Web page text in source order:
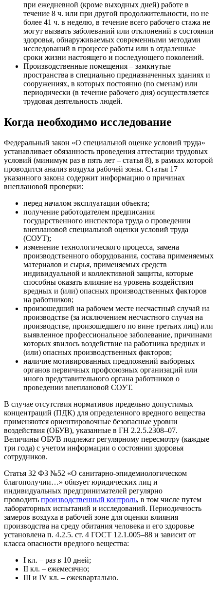
при ежедневной (кроме выходных дней) работе в
течение 8 ч. или при другой продолжительности, но не
более 41 ч. в неделю, в течение всего рабочего стажа не
могут вызвать заболеваний или отклонений в состоянии
здоровья, обнаруживаемых современными методами
исследований в процессе работы или в отдаленные
сроки жизни настоящего и последующего поколений.
Производственные помещения – замкнутые
пространства в специально предназначенных зданиях и
сооружениях, в которых постоянно (по сменам) или
периодически (в течение рабочего дня) осуществляется
трудовая деятельность людей.
Когда необходимо исследование
Федеральный закон «О специальной оценке условий труда»
устанавливает обязанность проведения аттестации трудовых
условий (минимум раз в пять лет – статья 8), в рамках которой
проводится анализ воздуха рабочей зоны. Статья 17
указанного закона содержит информацию о причинах
внеплановой проверки:
перед началом эксплуатации объекта;
получение работодателем предписания
государственного инспектора труда о проведении
внеплановой специальной оценки условий труда
(СОУТ);
изменение технологического процесса, замена
производственного оборудования, состава применяемых
материалов и сырья, применяемых средств
индивидуальной и коллективной защиты, которые
способны оказать влияние на уровень воздействия
вредных и (или) опасных производственных факторов
на работников;
произошедший на рабочем месте несчастный случай на
производстве (за исключением несчастного случая на
производстве, произошедшего по вине третьих лиц) или
выявленное профессиональное заболевание, причинами
которых явилось воздействие на работника вредных и
(или) опасных производственных факторов;
наличие мотивированных предложений выборных
органов первичных профсоюзных организаций или
иного представительного органа работников о
проведении внеплановой СОУТ.
В случае отсутствия нормативов предельно допустимых
концентраций (ПДК) для определенного вредного вещества
применяются ориентировочные безопасные уровни
воздействия (ОБУВ), указанные в ГН 2.2.5.2308–07.
Величины ОБУВ подлежат регулярному пересмотру (каждые
три года) с учетом информации о состоянии здоровья
сотрудников.
Статья 32 ФЗ №52 «О санитарно-эпидемиологическом
благополучии…» обязует юридических лиц и
индивидуальных предпринимателей регулярно
проводить производственный контроль, в том числе путем
лабораторных испытаний и исследований. Периодичность
замеров воздуха в рабочей зоне для оценки влияния
производства на среду обитания человека и его здоровье
установлена п. 4.2.5. ст. 4 ГОСТ 12.1.005–88 и зависит от
класса опасности вредного вещества:
I кл. – раз в 10 дней;
II кл. – ежемесячно;
III и IV кл. – ежеквартально.